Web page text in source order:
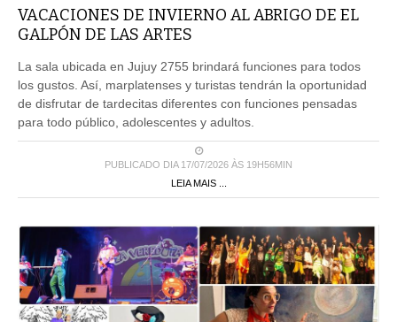
VACACIONES DE INVIERNO AL ABRIGO DE EL
GALPÓN DE LAS ARTES
La sala ubicada en Jujuy 2755 brindará funciones para todos
los gustos. Así, marplatenses y turistas tendrán la oportunidad
de disfrutar de tardecitas diferentes con funciones pensadas
para todo público, adolescentes y adultos.
PUBLICADO DIA 17/07/2026 ÀS 19H56MIN
LEIA MAIS ...